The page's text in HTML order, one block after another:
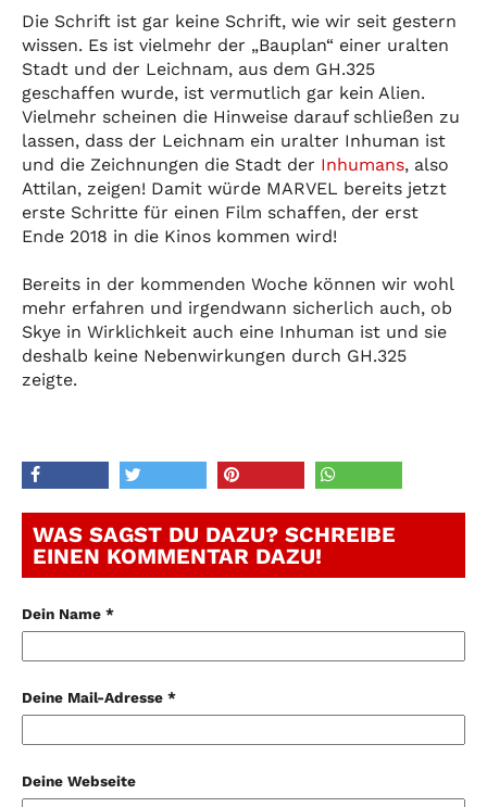
Die Schrift ist gar keine Schrift, wie wir seit gestern
wissen. Es ist vielmehr der „Bauplan“ einer uralten
Stadt und der Leichnam, aus dem GH.325
geschaffen wurde, ist vermutlich gar kein Alien.
Vielmehr scheinen die Hinweise darauf schließen zu
lassen, dass der Leichnam ein uralter Inhuman ist
und die Zeichnungen die Stadt der Inhumans, also
Attilan, zeigen! Damit würde MARVEL bereits jetzt
erste Schritte für einen Film schaffen, der erst
Ende 2018 in die Kinos kommen wird!
Bereits in der kommenden Woche können wir wohl
mehr erfahren und irgendwann sicherlich auch, ob
Skye in Wirklichkeit auch eine Inhuman ist und sie
deshalb keine Nebenwirkungen durch GH.325
zeigte.
WAS SAGST DU DAZU? SCHREIBE
EINEN KOMMENTAR DAZU!
Dein Name *
Deine Mail-Adresse *
Deine Webseite